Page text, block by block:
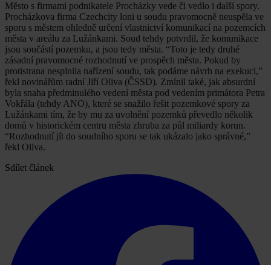
Město s firmami podnikatele Procházky vede či vedlo i další spory.
Procházkova firma Czechcity loni u soudu pravomocně neuspěla ve
sporu s městem ohledně určení vlastnictví komunikací na pozemcích
města v areálu za Lužánkami. Soud tehdy potvrdil, že komunikace
jsou součástí pozemku, a jsou tedy města. “Toto je tedy druhé
zásadní pravomocné rozhodnutí ve prospěch města. Pokud by
protistrana nesplnila nařízení soudu, tak podáme návrh na exekuci,”
řekl novinářům radní Jiří Oliva (ČSSD). Zmínil také, jak absurdní
byla snaha předminulého vedení města pod vedením primátora Petra
Vokřála (tehdy ANO), které se snažilo řešit pozemkové spory za
Lužánkami tím, že by mu za uvolnění pozemků převedlo několik
domů v historickém centru města zhruba za půl miliardy korun.
“Rozhodnutí jít do soudního sporu se tak ukázalo jako správné,”
řekl Oliva.
Sdílet článek